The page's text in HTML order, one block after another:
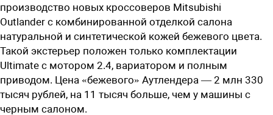
производство новых кроссоверов Mitsubishi
Outlander с комбинированной отделкой салона
натуральной и синтетической кожей бежевого цвета.
Такой экстерьер положен только комплектации
Ultimate с мотором 2.4, вариатором и полным
приводом. Цена «бежевого» Аутлендера — 2 млн 330
тысяч рублей, на 11 тысяч больше, чем у машины с
черным салоном.